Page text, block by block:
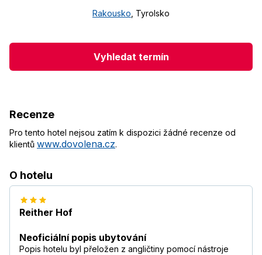
Rakousko Tyrolsko
Vyhledat termín
Recenze
Pro tento hotel nejsou zatím k dispozici žádné recenze od
klientů www.dovolena.cz.
O hotelu
Reither Hof
Neoficiální popis ubytování
Popis hotelu byl přeložen z angličtiny pomocí nástroje